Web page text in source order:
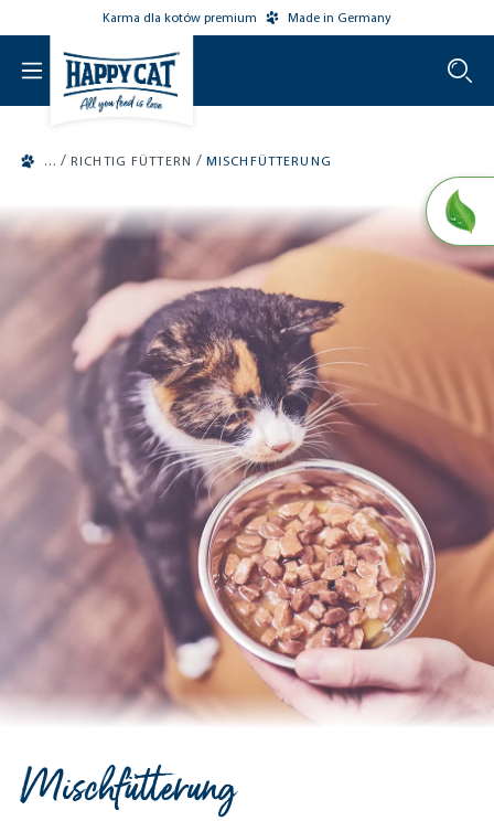
main contentKarma dla kotów premium Made in Germany
/ RICHTIG FÜTTERN / MISCHFÜTTERUNG
Mischfütterung